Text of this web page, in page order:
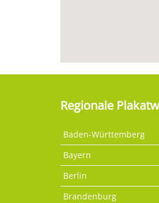
Regionale
Baden-Württemberg
Bayern
Berlin
Brandenburg